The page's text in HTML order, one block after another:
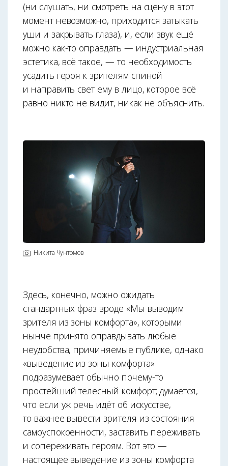
(ни слушать, ни смотреть на сцену в этот
момент невозможно, приходится затыкать
уши и закрывать глаза), и, если звук ещё
можно как-то оправдать — индустриальная
эстетика, всё такое, — то необходимость
усадить героя к зрителям спиной
и направить свет ему в лицо, которое всё
равно никто не видит, никак не объяснить.
Никита Чунтомов
Здесь, конечно, можно ожидать
стандартных фраз вроде «Мы выводим
зрителя из зоны комфорта», которыми
нынче принято оправдывать любые
неудобства, причиняемые публике, однако
«выведение из зоны комфорта»
подразумевает обычно почему-то
простейший телесный комфорт; думается,
что если уж речь идёт об искусстве,
то важнее вывести зрителя из состояния
самоуспокоенности, заставить переживать
и сопереживать героям. Вот это —
настоящее выведение из зоны комфорта